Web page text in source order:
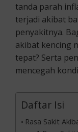
tanda parah
terjadi akibat
penyakitnya.
akibat kencing
tepat? Serta
mencegah
Daftar Isi
Rasa Sakit